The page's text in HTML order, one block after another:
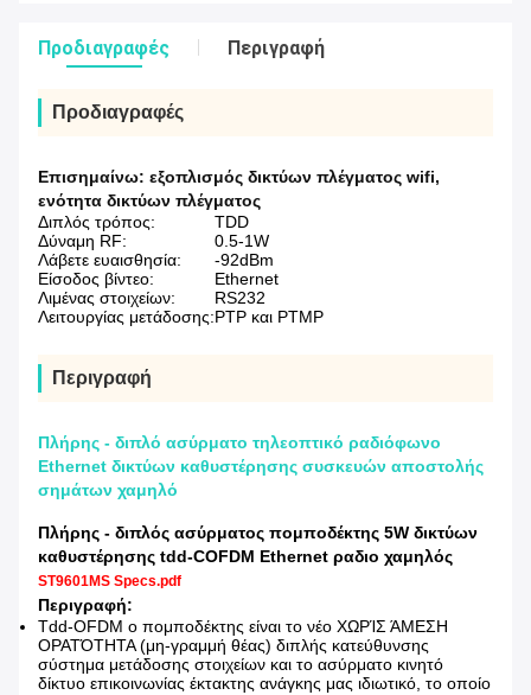
Προδιαγραφές Περιγραφή
Προδιαγραφές
Επισημαίνω: εξοπλισμός δικτύων πλέγματος wifi,
ενότητα δικτύων πλέγματος
Διπλός τρόπος:
TDD
Δύναμη RF:
0.5-1W
Λάβετε ευαισθησία:
-92dBm
Είσοδος βίντεο:
Ethernet
Λιμένας στοιχείων:
RS232
Λειτουργίας μετάδοσης:PTP και PTMP
Περιγραφή
Πλήρης - διπλό ασύρματο τηλεοπτικό ραδιόφωνο
Ethernet δικτύων καθυστέρησης συσκευών αποστολής
σημάτων χαμηλό
Πλήρης - διπλός ασύρματος πομποδέκτης 5W δικτύων
καθυστέρησης tdd-COFDM Ethernet ραδιο χαμηλός
ST9601MS Specs.pdf
Περιγραφή:
Tdd-OFDM ο πομποδέκτης είναι το νέο ΧΩΡΊΣ ΆΜΕΣΗ
ΟΡΑΤΌΤΗΤΑ (μη-γραμμή θέας) διπλής κατεύθυνσης
σύστημα μετάδοσης στοιχείων και το ασύρματο κινητό
δίκτυο επικοινωνίας έκτακτης ανάγκης μας ιδιωτικό, το οποίο